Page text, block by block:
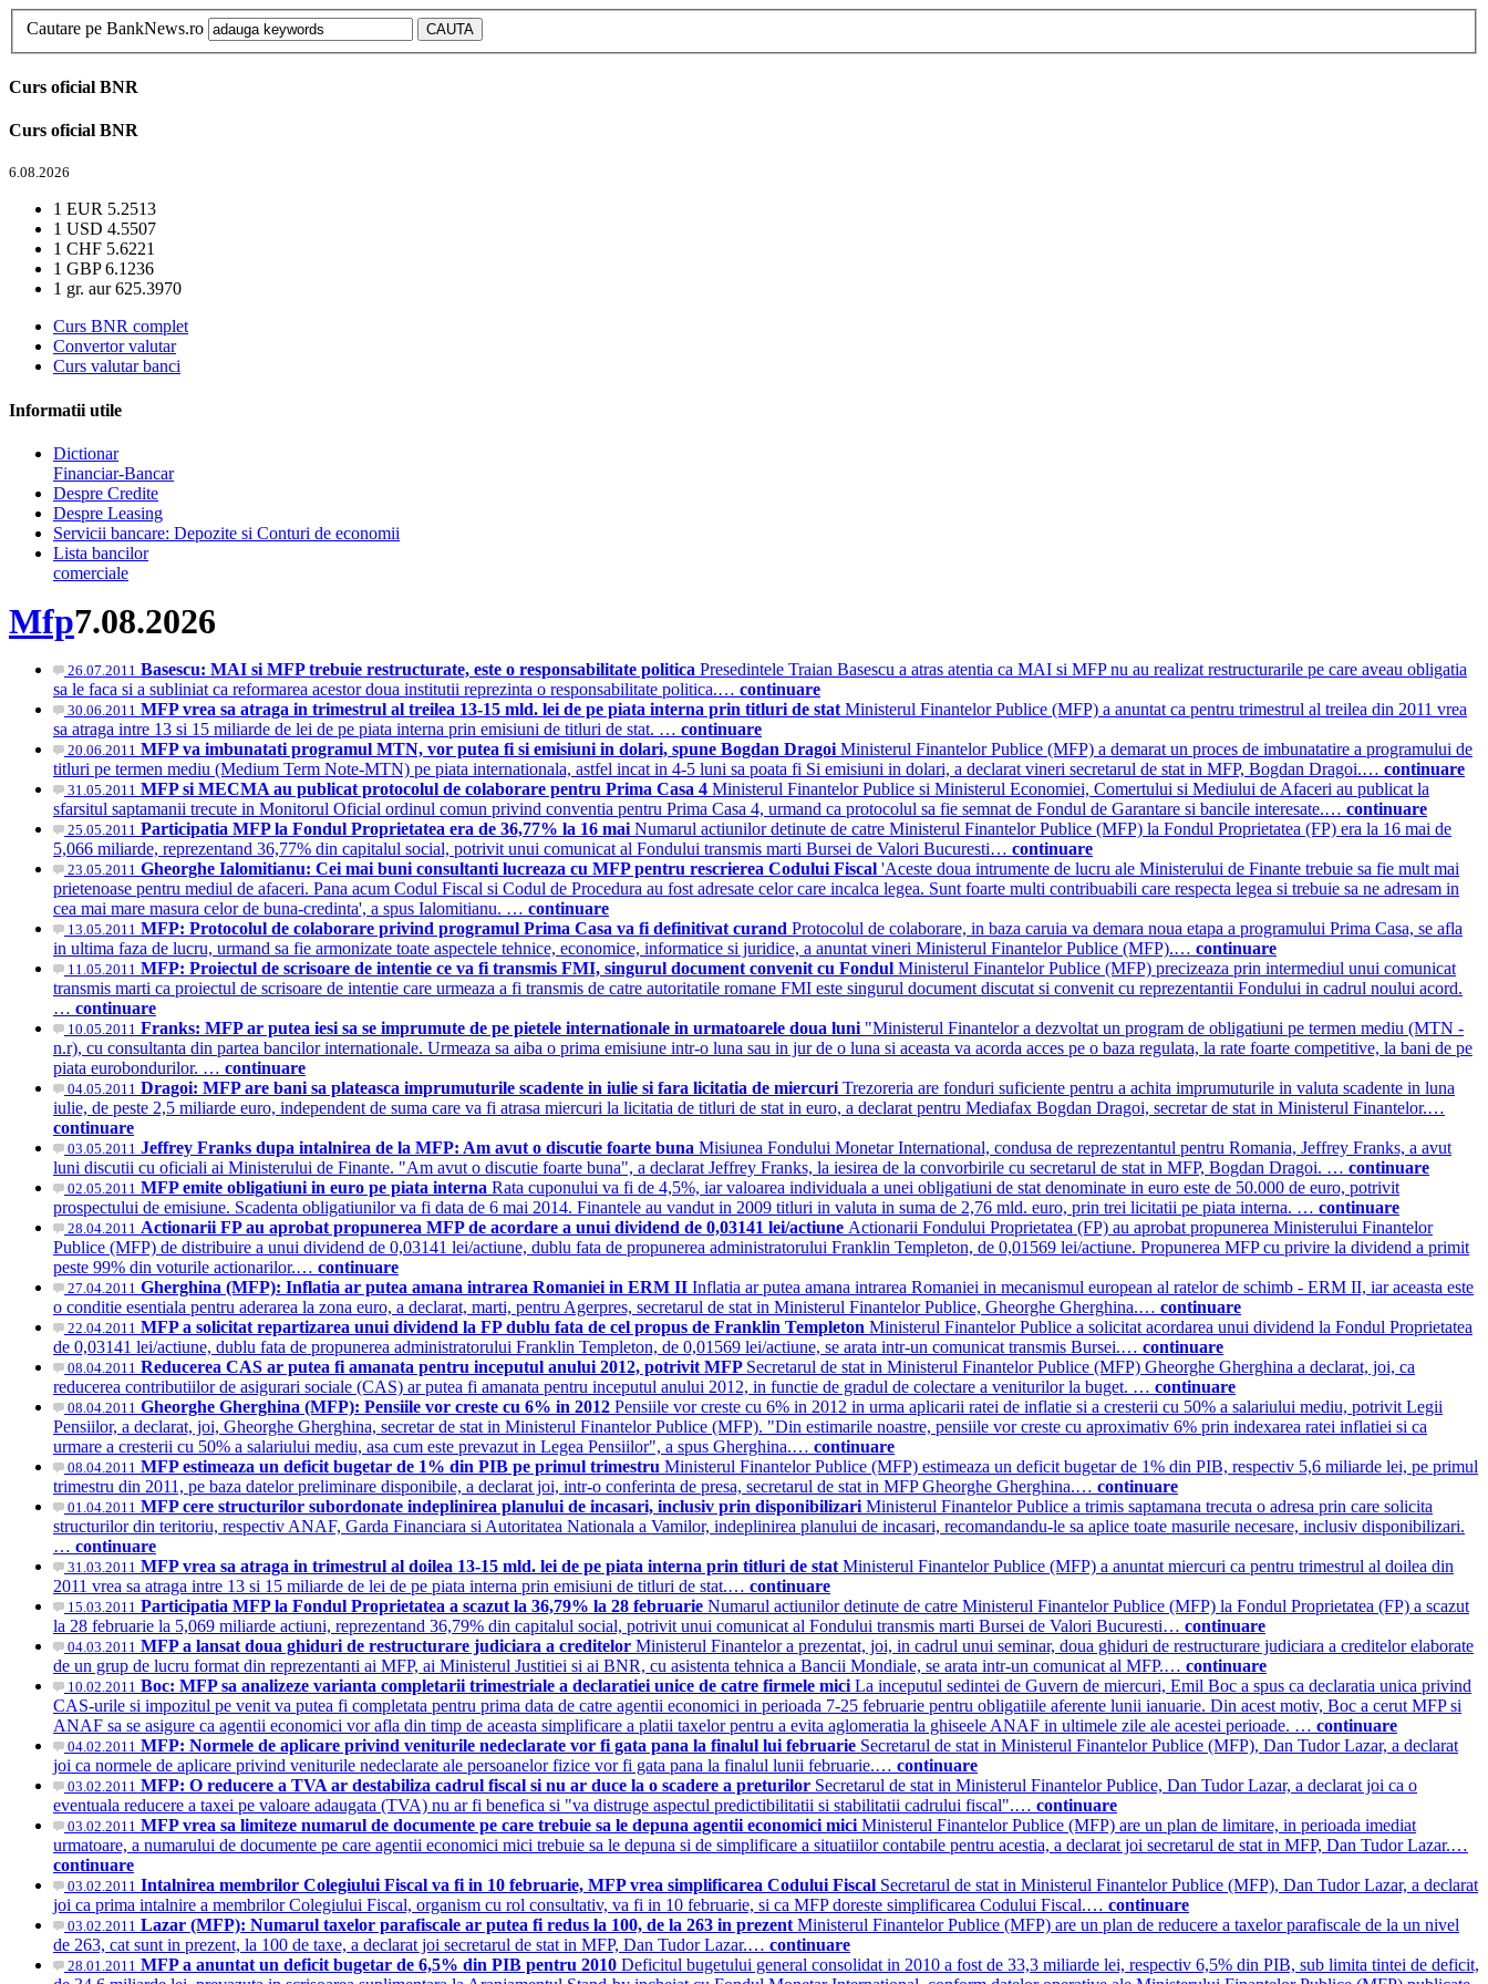
Cautare pe BankNews.ro
Curs oficial BNR
Curs oficial BNR
6.08.2026
1 EUR 5.2513
1 USD 4.5507
1 CHF 5.6221
1 GBP6.1236
1 gr. aur625.3970
Curs BNR complet
Convertor valutar
Curs valutar banci
Informatii utile
Dictionar
Financiar-Bancar
Despre Credite
Despre Leasing
Servicii bancare: Depozite si Conturi de economii
Lista bancilor
comerciale
Mfp7.08.2026
26.07.2011 Basescu: MAI si MFP trebuie restructurate, este o responsabilitate politica Presedintele Traian Basescu a atras atentia ca MAI si MFP nu au realizat restructurarile pe care aveau obligatia
sa le faca si a subliniat ca reformarea acestor doua institutii reprezinta o responsabilitate politica.… continuare
30.06.2011 MFP vrea sa atraga in trimestrul al treilea 13-15 mld. lei de pe piata interna prin titluri de stat Ministerul Finantelor Publice (MFP) a anuntat ca pentru trimestrul al treilea din 2011 vrea
sa atraga intre 13 si 15 miliarde de lei de pe piata interna prin emisiuni de titluri de stat. … continuare
20.06.2011 MFP va imbunatati programul MTN, vor putea fi si emisiuni in dolari, spune Bogdan Dragoi Ministerul Finantelor Publice (MFP) a demarat un proces de imbunatatire a programului de
titluri pe termen mediu (Medium Term Note-MTN) pe piata internationala, astfel incat in 4-5 luni sa poata fi Si emisiuni in dolari, a declarat vineri secretarul de stat in MFP, Bogdan Dragoi.… continuare
31.05.2011 MFP si MECMA au publicat protocolul de colaborare pentru Prima Casa 4 Ministerul Finantelor Publice si Ministerul Economiei, Comertului si Mediului de Afaceri au publicat la
sfarsitul saptamanii trecute in Monitorul Oficial ordinul comun privind conventia pentru Prima Casa 4, urmand ca protocolul sa fie semnat de Fondul de Garantare si bancile interesate.… continuare
25.05.2011 Participatia MFP la Fondul Proprietatea era de 36,77% la 16 mai Numarul actiunilor detinute de catre Ministerul Finantelor Publice (MFP) la Fondul Proprietatea (FP) era la 16 mai de
5,066 miliarde, reprezentand 36,77% din capitalul social, potrivit unui comunicat al Fondului transmis marti Bursei de Valori Bucuresti… continuare
23.05.2011 Gheorghe Ialomitianu: Cei mai buni consultanti lucreaza cu MFP pentru rescrierea Codului Fiscal 'Aceste doua intrumente de lucru ale Ministerului de Finante trebuie sa fie mult mai
prietenoase pentru mediul de afaceri. Pana acum Codul Fiscal si Codul de Procedura au fost adresate celor care incalca legea. Sunt foarte multi contribuabili care respecta legea si trebuie sa ne adresam in
cea mai mare masura celor de buna-credinta', a spus Ialomitianu. … continuare
13.05.2011 MFP: Protocolul de colaborare privind programul Prima Casa va fi definitivat curand Protocolul de colaborare, in baza caruia va demara noua etapa a programului Prima Casa, se afla
in ultima faza de lucru, urmand sa fie armonizate toate aspectele tehnice, economice, informatice si juridice, a anuntat vineri Ministerul Finantelor Publice (MFP).… continuare
11.05.2011 MFP: Proiectul de scrisoare de intentie ce va fi transmis FMI, singurul document convenit cu Fondul Ministerul Finantelor Publice (MFP) precizeaza prin intermediul unui comunicat
transmis marti ca proiectul de scrisoare de intentie care urmeaza a fi transmis de catre autoritatile romane FMI este singurul document discutat si convenit cu reprezentantii Fondului in cadrul noului acord.
… continuare
10.05.2011 Franks: MFP ar putea iesi sa se imprumute de pe pietele internationale in urmatoarele doua luni "Ministerul Finantelor a dezvoltat un program de obligatiuni pe termen mediu (MTN -
n.r), cu consultanta din partea bancilor internationale. Urmeaza sa aiba o prima emisiune intr-o luna sau in jur de o luna si aceasta va acorda acces pe o baza regulata, la rate foarte competitive, la bani de pe
piata eurobondurilor. … continuare
04.05.2011 Dragoi: MFP are bani sa plateasca imprumuturile scadente in iulie si fara licitatia de miercuri Trezoreria are fonduri suficiente pentru a achita imprumuturile in valuta scadente in luna
iulie, de peste 2,5 miliarde euro, independent de suma care va fi atrasa miercuri la licitatia de titluri de stat in euro, a declarat pentru Mediafax Bogdan Dragoi, secretar de stat in Ministerul Finantelor.…
continuare
03.05.2011 Jeffrey Franks dupa intalnirea de la MFP: Am avut o discutie foarte buna Misiunea Fondului Monetar International, condusa de reprezentantul pentru Romania, Jeffrey Franks, a avut
luni discutii cu oficiali ai Ministerului de Finante. "Am avut o discutie foarte buna", a declarat Jeffrey Franks, la iesirea de la convorbirile cu secretarul de stat in MFP, Bogdan Dragoi. … continuare
02.05.2011 MFP emite obligatiuni in euro pe piata interna Rata cuponului va fi de 4,5%, iar valoarea individuala a unei obligatiuni de stat denominate in euro este de 50.000 de euro, potrivit
prospectului de emisiune. Scadenta obligatiunilor va fi data de 6 mai 2014. Finantele au vandut in 2009 titluri in valuta in suma de 2,76 mld. euro, prin trei licitatii pe piata interna. … continuare
28.04.2011 Actionarii FP au aprobat propunerea MFP de acordare a unui dividend de 0,03141 lei/actiune Actionarii Fondului Proprietatea (FP) au aprobat propunerea Ministerului Finantelor
Publice (MFP) de distribuire a unui dividend de 0,03141 lei/actiune, dublu fata de propunerea administratorului Franklin Templeton, de 0,01569 lei/actiune. Propunerea MFP cu privire la dividend a primit
peste 99% din voturile actionarilor.… continuare
27.04.2011 Gherghina (MFP): Inflatia ar putea amana intrarea Romaniei in ERM II Inflatia ar putea amana intrarea Romaniei in mecanismul european al ratelor de schimb - ERM II, iar aceasta este
o conditie esentiala pentru aderarea la zona euro, a declarat, marti, pentru Agerpres, secretarul de stat in Ministerul Finantelor Publice, Gheorghe Gherghina.… continuare
22.04.2011 MFP a solicitat repartizarea unui dividend la FP dublu fata de cel propus de Franklin Templeton Ministerul Finantelor Publice a solicitat acordarea unui dividend la Fondul Proprietatea
de 0,03141 lei/actiune, dublu fata de propunerea administratorului Franklin Templeton, de 0,01569 lei/actiune, se arata intr-un comunicat transmis Bursei.… continuare
08.04.2011 Reducerea CAS ar putea fi amanata pentru inceputul anului 2012, potrivit MFP Secretarul de stat in Ministerul Finantelor Publice (MFP) Gheorghe Gherghina a declarat, joi, ca
reducerea contributiilor de asigurari sociale (CAS) ar putea fi amanata pentru inceputul anului 2012, in functie de gradul de colectare a veniturilor la buget. … continuare
08.04.2011 Gheorghe Gherghina (MFP): Pensiile vor creste cu 6% in 2012 Pensiile vor creste cu 6% in 2012 in urma aplicarii ratei de inflatie si a cresterii cu 50% a salariului mediu, potrivit Legii
Pensiilor, a declarat, joi, Gheorghe Gherghina, secretar de stat in Ministerul Finantelor Publice (MFP). "Din estimarile noastre, pensiile vor creste cu aproximativ 6% prin indexarea ratei inflatiei si ca
urmare a cresterii cu 50% a salariului mediu, asa cum este prevazut in Legea Pensiilor", a spus Gherghina.… continuare
08.04.2011 MFP estimeaza un deficit bugetar de 1% din PIB pe primul trimestru Ministerul Finantelor Publice (MFP) estimeaza un deficit bugetar de 1% din PIB, respectiv 5,6 miliarde lei, pe primul
trimestru din 2011, pe baza datelor preliminare disponibile, a declarat joi, intr-o conferinta de presa, secretarul de stat in MFP Gheorghe Gherghina.… continuare
01.04.2011 MFP cere structurilor subordonate indeplinirea planului de incasari, inclusiv prin disponibilizari Ministerul Finantelor Publice a trimis saptamana trecuta o adresa prin care solicita
structurilor din teritoriu, respectiv ANAF, Garda Financiara si Autoritatea Nationala a Vamilor, indeplinirea planului de incasari, recomandandu-le sa aplice toate masurile necesare, inclusiv disponibilizari.
… continuare
31.03.2011 MFP vrea sa atraga in trimestrul al doilea 13-15 mld. lei de pe piata interna prin titluri de stat Ministerul Finantelor Publice (MFP) a anuntat miercuri ca pentru trimestrul al doilea din
2011 vrea sa atraga intre 13 si 15 miliarde de lei de pe piata interna prin emisiuni de titluri de stat.… continuare
15.03.2011 Participatia MFP la Fondul Proprietatea a scazut la 36,79% la 28 februarie Numarul actiunilor detinute de catre Ministerul Finantelor Publice (MFP) la Fondul Proprietatea (FP) a scazut
la 28 februarie la 5,069 miliarde actiuni, reprezentand 36,79% din capitalul social, potrivit unui comunicat al Fondului transmis marti Bursei de Valori Bucuresti… continuare
04.03.2011 MFP a lansat doua ghiduri de restructurare judiciara a creditelor Ministerul Finantelor a prezentat, joi, in cadrul unui seminar, doua ghiduri de restructurare judiciara a creditelor elaborate
de un grup de lucru format din reprezentanti ai MFP, ai Ministerul Justitiei si ai BNR, cu asistenta tehnica a Bancii Mondiale, se arata intr-un comunicat al MFP.… continuare
10.02.2011 Boc: MFP sa analizeze varianta completarii trimestriale a declaratiei unice de catre firmele mici La inceputul sedintei de Guvern de miercuri, Emil Boc a spus ca declaratia unica privind
CAS-urile si impozitul pe venit va putea fi completata pentru prima data de catre agentii economici in perioada 7-25 februarie pentru obligatiile aferente lunii ianuarie. Din acest motiv, Boc a cerut MFP si
ANAF sa se asigure ca agentii economici vor afla din timp de aceasta simplificare a platii taxelor pentru a evita aglomeratia la ghiseele ANAF in ultimele zile ale acestei perioade. … continuare
04.02.2011 MFP: Normele de aplicare privind veniturile nedeclarate vor fi gata pana la finalul lui februarie Secretarul de stat in Ministerul Finantelor Publice (MFP), Dan Tudor Lazar, a declarat
joi ca normele de aplicare privind veniturile nedeclarate ale persoanelor fizice vor fi gata pana la finalul lunii februarie.… continuare
03.02.2011 MFP: O reducere a TVA ar destabiliza cadrul fiscal si nu ar duce la o scadere a preturilor Secretarul de stat in Ministerul Finantelor Publice, Dan Tudor Lazar, a declarat joi ca o
eventuala reducere a taxei pe valoare adaugata (TVA) nu ar fi benefica si "va distruge aspectul predictibilitatii si stabilitatii cadrului fiscal".… continuare
03.02.2011 MFP vrea sa limiteze numarul de documente pe care trebuie sa le depuna agentii economici mici Ministerul Finantelor Publice (MFP) are un plan de limitare, in perioada imediat
urmatoare, a numarului de documente pe care agentii economici mici trebuie sa le depuna si de simplificare a situatiilor contabile pentru acestia, a declarat joi secretarul de stat in MFP, Dan Tudor Lazar.…
continuare
03.02.2011 Intalnirea membrilor Colegiului Fiscal va fi in 10 februarie, MFP vrea simplificarea Codului Fiscal Secretarul de stat in Ministerul Finantelor Publice (MFP), Dan Tudor Lazar, a declarat
joi ca prima intalnire a membrilor Colegiului Fiscal, organism cu rol consultativ, va fi in 10 februarie, si ca MFP doreste simplificarea Codului Fiscal.… continuare
03.02.2011 Lazar (MFP): Numarul taxelor parafiscale ar putea fi redus la 100, de la 263 in prezent Ministerul Finantelor Publice (MFP) are un plan de reducere a taxelor parafiscale de la un nivel
de 263, cat sunt in prezent, la 100 de taxe, a declarat joi secretarul de stat in MFP, Dan Tudor Lazar.… continuare
28.01.2011 MFP a anuntat un deficit bugetar de 6,5% din PIB pentru 2010 Deficitul bugetului general consolidat in 2010 a fost de 33,3 miliarde lei, respectiv 6,5% din PIB, sub limita tintei de deficit,